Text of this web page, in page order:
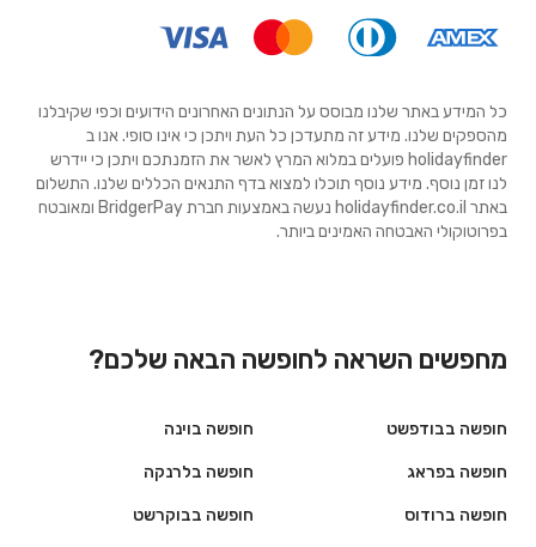
כל המידע באתר שלנו מבוסס על הנתונים האחרונים הידועים וכפי שקיבלנו
מהספקים שלנו. מידע זה מתעדכן כל העת ויתכן כי אינו סופי. אנו ב
holidayfinder פועלים במלוא המרץ לאשר את הזמנתכם ויתכן כי יידרש
לנו זמן נוסף. מידע נוסף תוכלו למצוא בדף התנאים הכללים שלנו. התשלום
באתר holidayfinder.co.il נעשה באמצעות חברת BridgerPay ומאובטח
בפרוטוקולי האבטחה האמינים ביותר.
מחפשים השראה לחופשה הבאה שלכם?
חופשה בבודפשט
חופשה בפראג
חופשה ברודוס
חופשה בוינה
חופשה בלרנקה
חופשה בבוקרשט